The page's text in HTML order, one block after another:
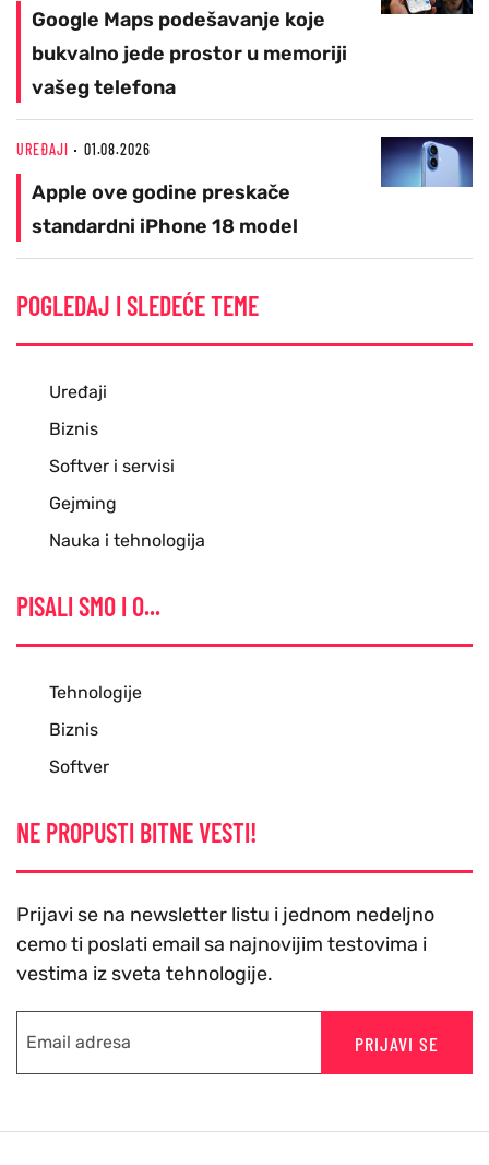
Google Maps podešavanje koje
bukvalno jede prostor u memoriji
vašeg telefona
UREĐAJI 01.08.2026
Apple ove godine preskače
standardni iPhone 18 model
POGLEDAJ I SLEDEĆE TEME
Uređaji
Biznis
Softver i servisi
Gejming
Nauka i tehnologija
PISALI SMO I O...
Tehnologije
Biznis
Softver
NE PROPUSTI BITNE VESTI!
Prijavi se na newsletter listu i jednom nedeljno
cemo ti poslati email sa najnovijim testovima i
vestima iz sveta tehnologije.
PRIJAVI SE